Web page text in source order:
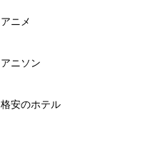
アニメ
アニソン
格安のホテル